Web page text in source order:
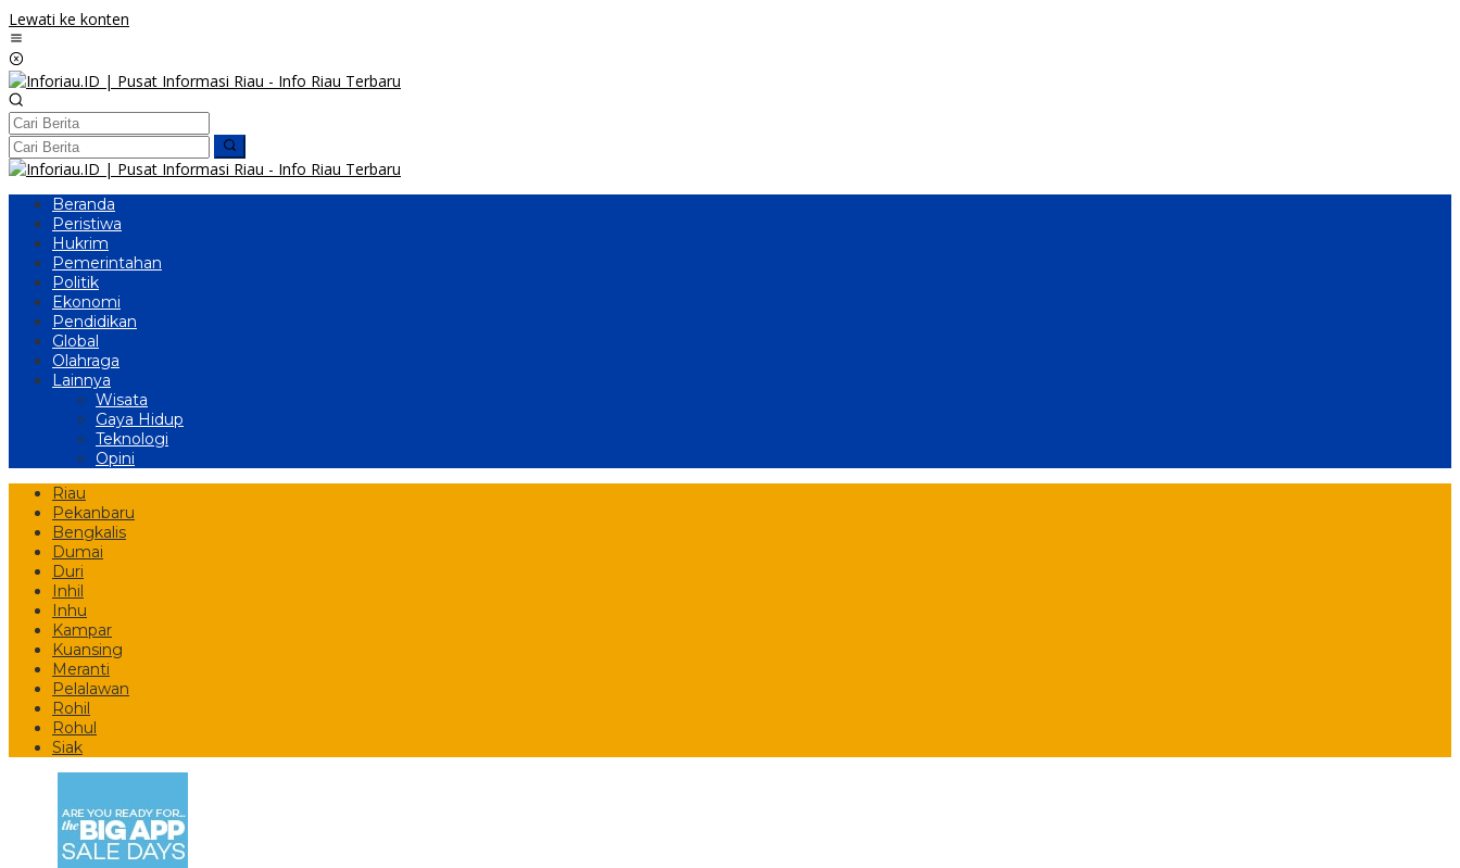
Lewati ke konten
Beranda
Peristiwa
Hukrim
Pemerintahan
Politik
Ekonomi
Pendidikan
Global
Olahraga
Lainnya
Wisata
Gaya Hidup
Teknologi
Opini
Riau
Pekanbaru
Bengkalis
Dumai
Duri
Inhil
Inhu
Kampar
Kuansing
Meranti
Pelalawan
Rohil
Rohul
Siak